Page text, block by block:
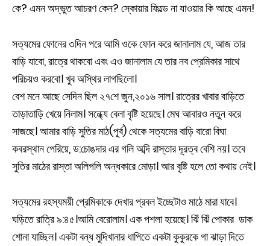
কে? এমন অদ্ভুত আচরণ কেন? স্কোয়ার ফিল্ডে না যাওয়ার কি আছে এমন!
সত্যমের ফোনের ৩দিন পরে আমি ওকে ফোন করে জানালাম যে, আজ তার
বাড়ি যাবো, রাত্রে থাকবো এবং এও জানালাম যে তার নব প্রেমিকার সাথে
পরিচয়ও করবো। খুব অস্থির লাগছিলো।
বেশ মনে আছে সেদিন ছিল ২৭শে জুন,২০১৬ সাল। রাত্রের খাবার বাড়িতে
তাড়াতাড়ি খেয়ে নিলাম। সন্ধ্যে বেলা বৃষ্টি হয়েছে। মেঘ আবারও নতুন করে
সাজছে। আমার বাড়ি সুতির মাঠ(পূর্ব) থেকে সত্যমের বাড়ি বারো বিঘা
কবরস্থান পেরিয়ে, ড:চোঙদার এর গলি অব্দি রাস্তার দূরত্ব বেশি নয়। তবে
সুতির মাঠের রাস্তা অলিগলি অন্ধকারে মোড়া। আর বৃষ্টি হলে তো কথায় নেই।
সত্যমের রহস্যময়ী প্রেমিকাকে দেখার প্রবল ইচ্ছেটাও মাঠে মারা যাবে।
ঘড়িতে রাত্রি ৯:৪৫।আমি বেরোলাম। এক পশলা হয়েছে। ঝিঁ ঝিঁ পোকার ডাক
শোনা যাচ্ছিল। একটা বন্ধ মুদিখানার ধাপিতে একটা কুকুরকে গা ঝাড়া দিতে